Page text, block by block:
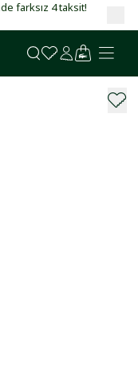
farksız 4 taksit!